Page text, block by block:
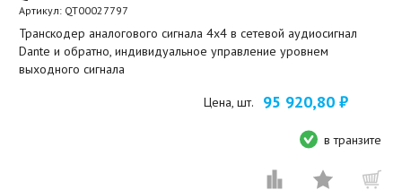
Артикул: QT00027797
Транскодер аналогового сигнала 4x4 в сетевой аудиосигнал
Dante и обратно, индивидуальное управление уровнем
выходного сигнала
Цена, шт. 95 920,80 ₽
в транзите